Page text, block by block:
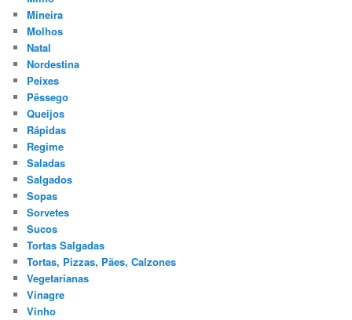
Mineira
Molhos
Natal
Nordestina
Peixes
Pêssego
Queijos
Rápidas
Regime
Saladas
Salgados
Sopas
Sorvetes
Sucos
Tortas Salgadas
Tortas, Pizzas, Pães, Calzones
Vegetarianas
Vinagre
Vinho